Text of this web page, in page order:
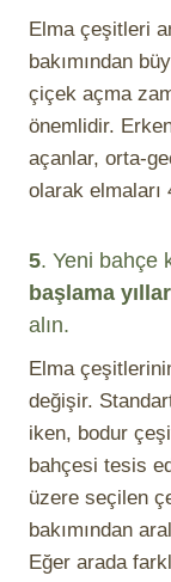
Elma çeşitleri
bakımından
çiçek açma
önemlidir.
açanlar, orta-
olarak
5. Yeni bahçe
başlama
alın.
Elma
değişir.
iken, bodur
bahçesi tesis
üzere seçilen
bakımından
Eğer arada